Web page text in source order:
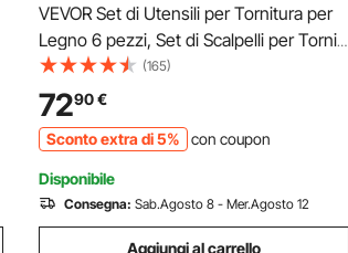
VEVOR Set di Utensili per Tornitura per
Legno 6 pezzi, Set di Scalpelli per Tornio
Utensili per Sgrossatura Finitura, Set di
Strumenti per Tornitura Lavorazione del
Legno Fai da te
(165)
7290€
Sconto extra di 5% con coupon
Disponibile
Consegna: Sab.Agosto 8 - Mer.Agosto 12
Aggiungi al carrello